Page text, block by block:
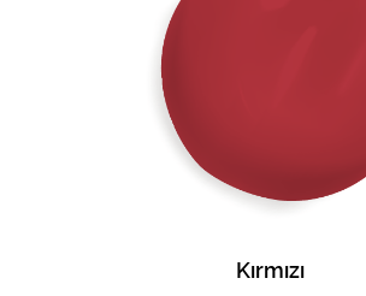
Kırmızı